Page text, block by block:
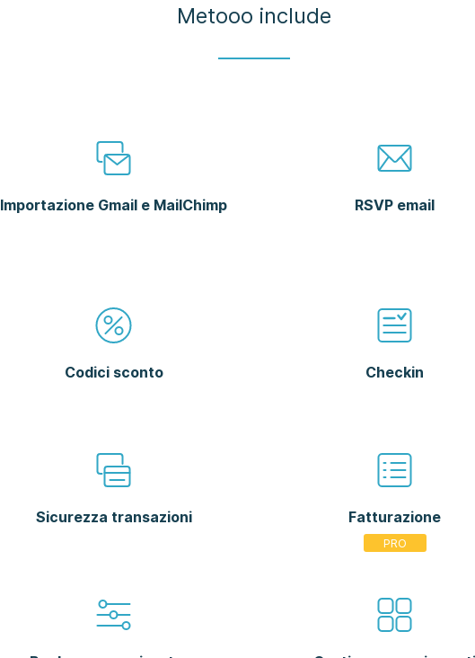
Metooo include
Importazione Gmail e MailChimp RSVP email
Codici sconto Checkin
Sicurezza transazioni Fatturazione